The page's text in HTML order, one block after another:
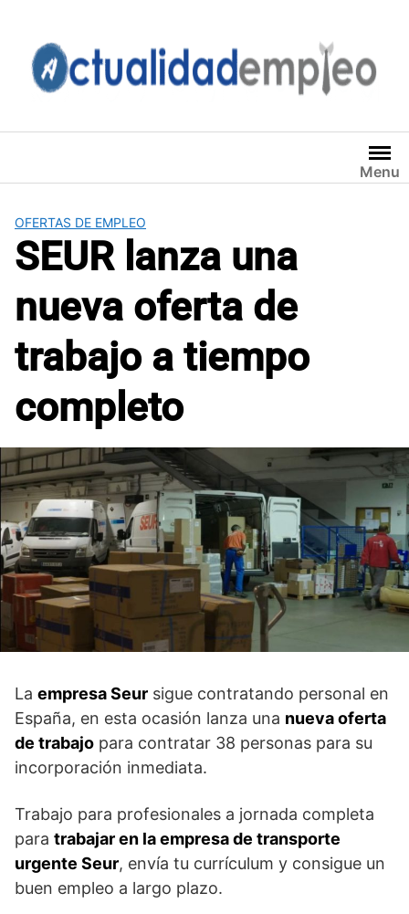
contenido
Menu
OFERTAS DE EMPLEO
SEUR lanza una
nueva oferta de
trabajo a tiempo
completo
La empresa Seur sigue contratando personal en
España, en esta ocasión lanza una nueva oferta
de trabajo para contratar 38 personas para su
incorporación inmediata.
Trabajo para profesionales a jornada completa
para trabajar en la empresa de transporte
urgente Seur, envía tu currículum y consigue un
buen empleo a largo plazo.